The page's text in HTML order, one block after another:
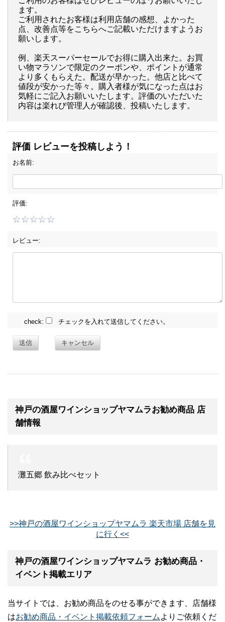
ます。
ご利用されたお客様は利用店舗の感想、よかった
点、改善点等をこちらへご記載いただけますようお
願いします。
例、楽天スーパーセールでお得に購入出来た。お買
い物マラソンで限定のクーポンや、ポイントが通常
より多くもらえた。配送が早かった。他店と比べて
値段が安かった等々。購入者様が気になった点はお
気軽にご記入お願いいたします。評価のいただいた
内容は楽れび管理人が確認後、投稿いたします。
評価 レビューを投稿しよう！
お名前:
評価:
レビュー:
check: チェックを入れて送信してください。
送信 キャンセル
神戸の酒屋ワインショップヤマムラお勧め商品 店
舗情報
灘五郷 飲み比べセット
>>神戸の酒屋ワインショップヤマムラ 楽天市場 店舗を見
に行く<<
神戸の酒屋ワインショップヤマムラ お勧め商品・
イベント掲載エリア
当サイトでは、お勧め商品をのせる事ができます、店舗様
はお勧め商品・イベント掲載依頼フォーム よりご依頼くだ